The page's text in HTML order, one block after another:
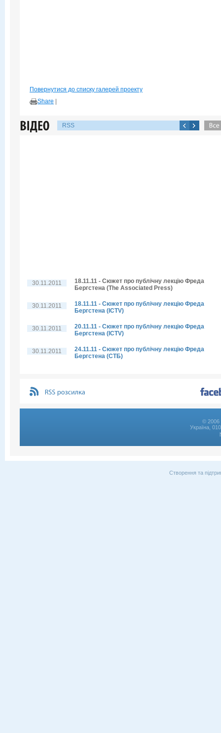
Повернутися до списку галерей проекту
Share
RSS
30.11.2011
18.11.11 - Сюжет про публічну лекцію Фреда
Бергстена (The Associated Press)
30.11.2011
18.11.11 - Сюжет про публічну лекцію Фреда
Бергстена (ICTV)
30.11.2011
20.11.11 - Сюжет про публічну лекцію Фреда
Бергстена (ICTV)
30.11.2011
24.11.11 - Сюжет про публічну лекцію Фреда
Бергстена (СТБ)
© 2006
Україна,
Створення та